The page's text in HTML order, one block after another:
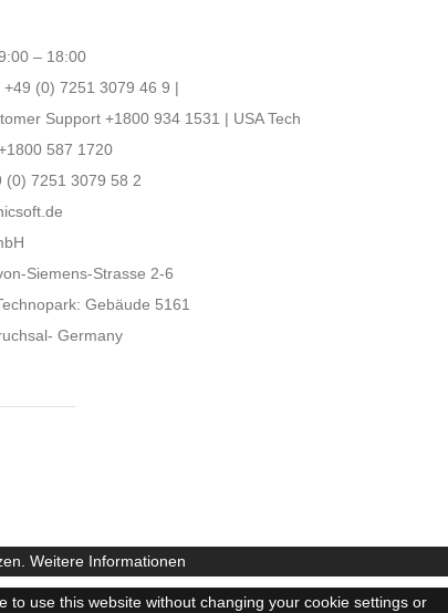
– 18:00
+49 (0) 7251 3079 46 9 |
Support +1800 934 1531 | USA Tech
587 1720
(0) 7251 3079 58 2
Siemens-Strasse 2-6
Gebäude 5161
Germany
Weitere Informationen
use this website without changing your cookie settings or